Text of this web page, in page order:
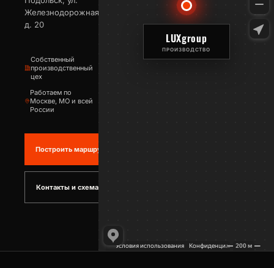
Железнодорожная,
д. 20
Собственный
производственный
цех
Работаем по
Москве, МО и всей
России
Построить маршрут
Контакты и схема проезда
LUXgroup
ПРОИЗВОДСТВО